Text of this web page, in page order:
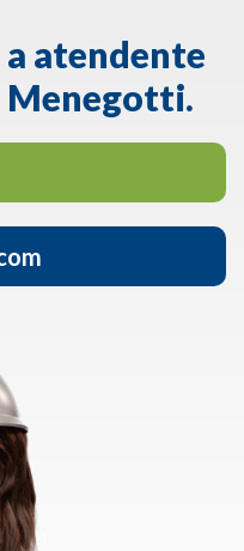
atendente
Menegotti.